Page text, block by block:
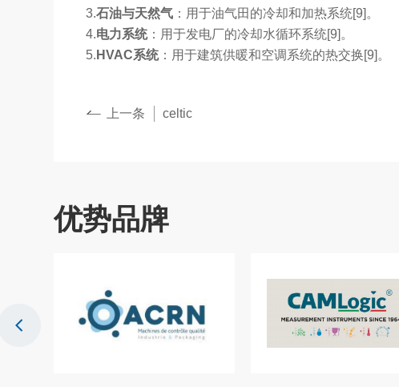
3.石油与天然气 ：用于油气田的冷却和加热系统[9]。
4.电力系统：用于发电厂的冷却水循环系统[9]。
5. HVAC系统：用于建筑供暖和空调系统的热交换[9]。
上一条 celtic
优势品牌